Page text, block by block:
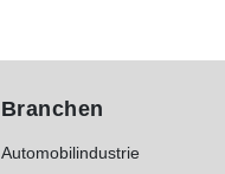
Branchen
Automobilindustrie